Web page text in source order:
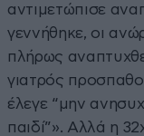
αντιμετώπισε
γεννήθηκε, οι
πλήρως
γιατρός
έλεγε “μην
παιδί”». Αλλά η